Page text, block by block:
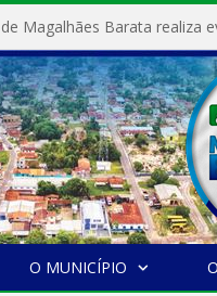
O MUNICÍPIO